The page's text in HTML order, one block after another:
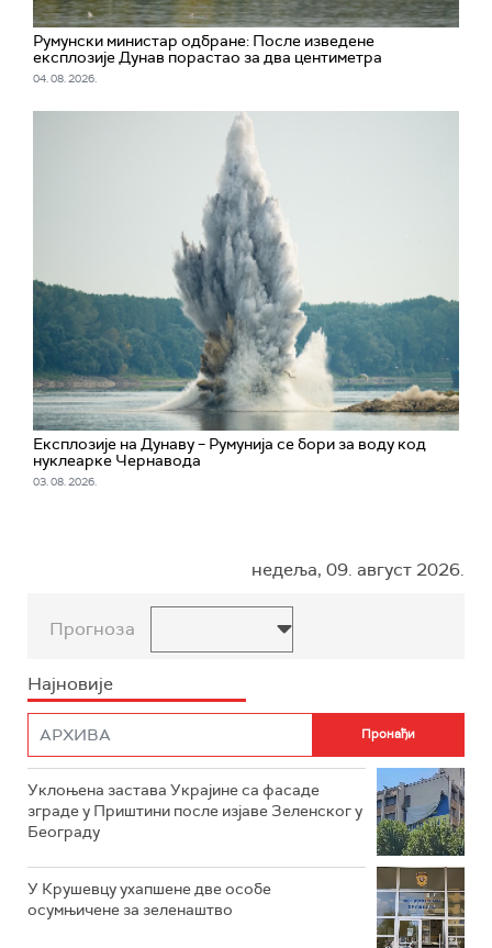
Румунски министар одбране: После изведене
експлозије Дунав порастао за два центиметра
04. 08. 2026.
Експлозије на Дунаву – Румунија се бори за воду код
нуклеарке Чернавода
03. 08. 2026.
недеља, 09. август 2026.
Прогноза
Најновије
Уклоњена застава Украјине са фасаде
зграде у Приштини после изјаве Зеленског у
Београду
У Крушевцу ухапшене две особе
осумњичене за зеленаштво